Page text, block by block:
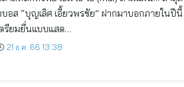
อส “บุญเลิศ เอี้ยวพรชัย” ฝากมาบอกภายในปีนี้
รียมยื่นแบบแสด…
21 ธ.ค. 66 13:38